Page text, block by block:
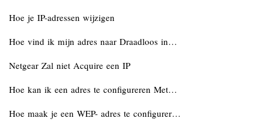
Hoe je IP-adressen wijzigen
Hoe vind ik mijn adres naar Draadloos in…
Netgear Zal niet Acquire een IP
Hoe kan ik een adres te configureren Met…
Hoe maak je een WEP- adres te configurer…